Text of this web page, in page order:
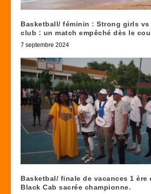
Basketball/ féminin : Strong girls vs
club : un match empêché dès le
7 septembre 2024
Basketbal/ finale de vacances 1 ère
Black Cab sacrée championne.